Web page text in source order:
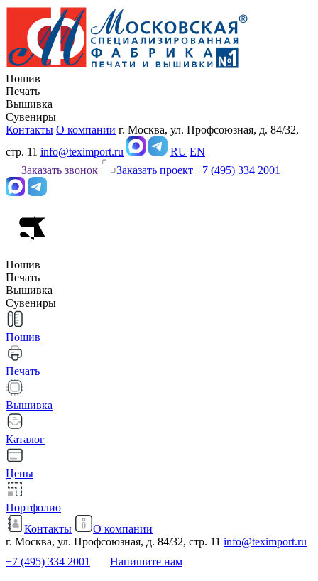
Пошив
Печать
Вышивка
Сувениры
Контакты О компании г. Москва, ул. Профсоюзная, д. 84/32,
стр. 11 info@teximport.ru RU EN
Заказать звонок
Заказать проект +7 (495) 334 2001
Пошив
Печать
Вышивка
Сувениры
Пошив
Печать
Вышивка
Каталог
Цены
Портфолио
Контакты
О компании
г. Москва, ул. Профсоюзная, д. 84/32, стр. 11 info@teximport.ru
+7 (495) 334 2001
Напишите нам